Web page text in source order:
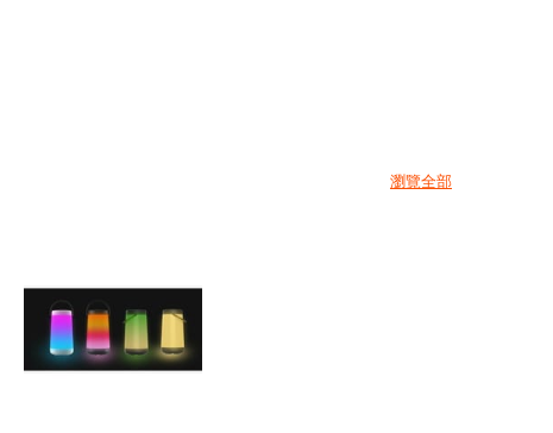
瀏覽全部